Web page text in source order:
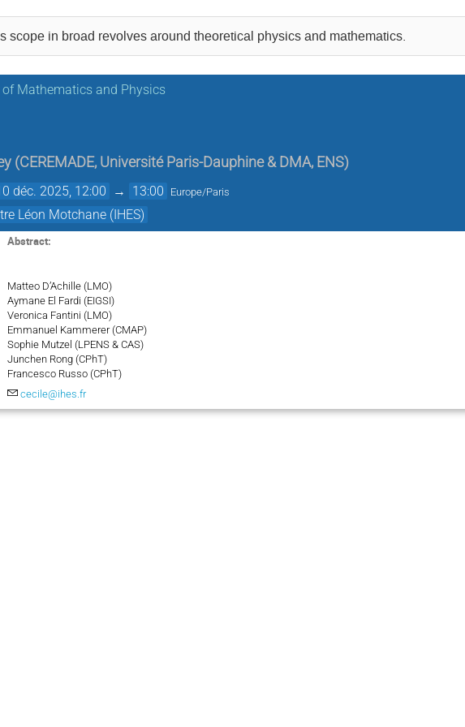
scope in broad revolves around theoretical physics and mathematics.
of Mathematics and Physics
(CEREMADE, Université Paris-Dauphine & DMA, ENS)
déc. 2025, 12:00 → 13:00 Europe/Paris
Léon Motchane (IHES)
Abstract:
Matteo D’Achille (LMO)
Aymane El Fardi (EIGSI)
Veronica Fantini (LMO)
Emmanuel Kammerer (CMAP)
Sophie Mutzel (LPENS & CAS)
Junchen Rong (CPhT)
Francesco Russo (CPhT)
cecile@ihes.fr